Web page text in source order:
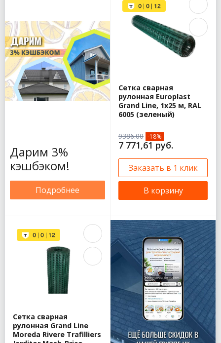
Дарим 3%
кэшбэком!
Подробнее
Сетка сварная
рулонная Europlast
Grand Line, 1х25 м, RAL
6005 (зеленый)
9386.00 -18%
7 771,61 руб.
Заказать в 1 клик
В корзину
Сетка сварная
рулонная Grand Line
Moreda Rivere Trafilliers